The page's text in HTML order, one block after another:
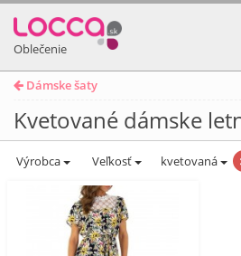
Oblečenie
Dámske šaty
Kvetované dámske
Výrobca Veľkosť kvetovaná